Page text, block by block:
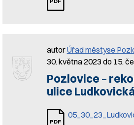
autorÚřad městyse
30. května 2023 do 15.
Pozlovice –
ulice